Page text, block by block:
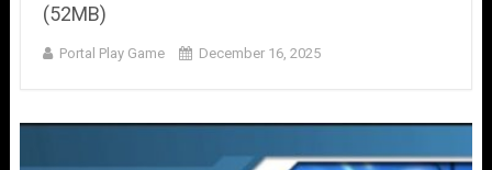
(52MB)
Portal Play Game December 16, 2025